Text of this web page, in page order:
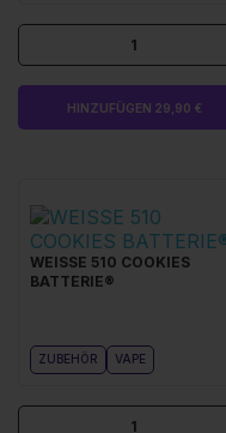
1
HINZUFÜGEN 29,90 €
WEISSE 510 COOKIES
BATTERIE®
ZUBEHÖR VAPE
1